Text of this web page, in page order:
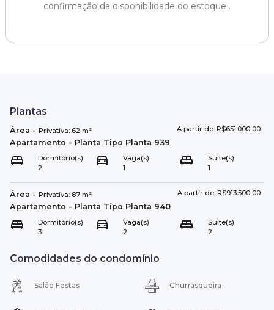
confirmação da disponibilidade do estoque .
Plantas
Área - Privativa: 62 m² A partir de: R$651.000,00
Apartamento - Planta Tipo Planta 939
Dormitório(s)
2
Vaga(s)
1
Suíte(s)
1
Área - Privativa: 87 m² A partir de: R$913.500,00
Apartamento - Planta Tipo Planta 940
Dormitório(s)
3
Vaga(s)
2
Suíte(s)
2
Comodidades do condomínio
Salão Festas Churrasqueira